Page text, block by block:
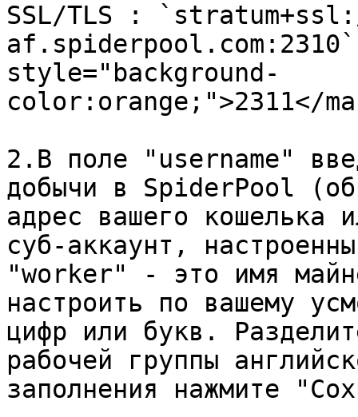
SSL/TLS :
style="background-
color:orange;">2311</
2.В поле "username"
добычи в SpiderPool
адрес вашего кошелька
суб-аккаунт,
"worker" - это имя
настроить по вашему
цифр или букв.
рабочей группы
заполнения нажмите